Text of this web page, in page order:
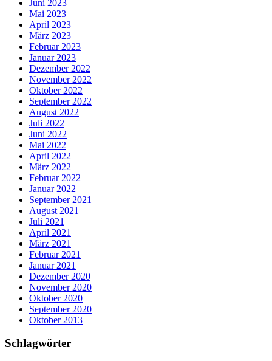
Juni 2023
Mai 2023
April 2023
März 2023
Februar 2023
Januar 2023
Dezember 2022
November 2022
Oktober 2022
September 2022
August 2022
Juli 2022
Juni 2022
Mai 2022
April 2022
März 2022
Februar 2022
Januar 2022
September 2021
August 2021
Juli 2021
April 2021
März 2021
Februar 2021
Januar 2021
Dezember 2020
November 2020
Oktober 2020
September 2020
Oktober 2013
Schlagwörter